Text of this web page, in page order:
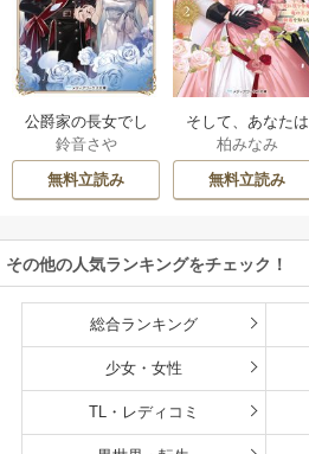
公爵家の長女でし
た
鈴音さや
無料立読み
そして、あなたは
私を捨てる
柏みなみ
無料立読み
その他の人気ランキングをチェック！
総合ランキング
少女・女性
TL・レディコミ